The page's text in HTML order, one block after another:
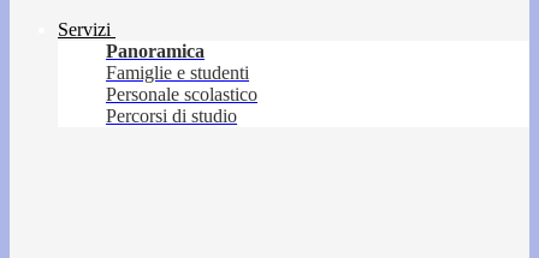
Servizi
Panoramica
Famiglie e studenti
Personale scolastico
Percorsi di studio